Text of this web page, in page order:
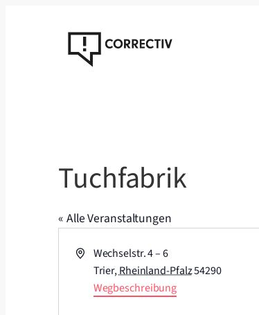
Tuchfabrik
« Alle Veranstaltungen
AdresseWechselstr. 4 – 6
Trier,Rheinland-Pfalz54290
Wegbeschreibung